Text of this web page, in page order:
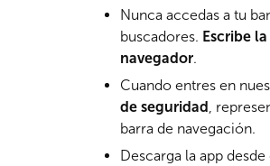
Nunca accedas a tu
buscadores. Escribe
navegador.
Cuando entres en
de seguridad,
barra de navegación.
Descarga la app desde